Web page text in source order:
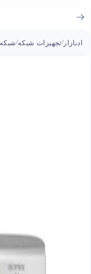
ادبازار /تجهیزات شبکه/